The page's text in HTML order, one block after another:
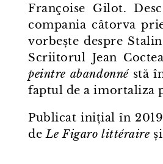
Françoise Gilot.
compania câtorva
vorbește despre
Scriitorul Jean
peintre abandonnéstă
faptul de a imortaliza
Publicat inițial în
deLe Figaro littéraire